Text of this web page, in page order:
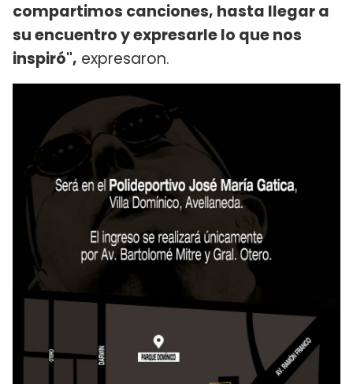
compartimos canciones, hasta llegar a
su encuentro y expresarle lo que nos
inspiró", expresaron.